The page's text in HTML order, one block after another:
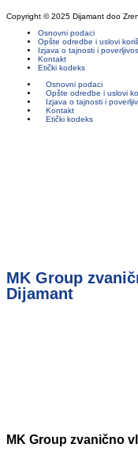
Copyright © 2025 Dijamant doo
Osnovni podaci
Opšte odredbe i uslovi
Izjava o tajnosti i
Kontakt
Etički kodeks
Osnovni podaci
Opšte odredbe i uslovi
Izjava o tajnosti i
Kontakt
Etički kodeks
MK Group
Dijamant
MK Group zvanično